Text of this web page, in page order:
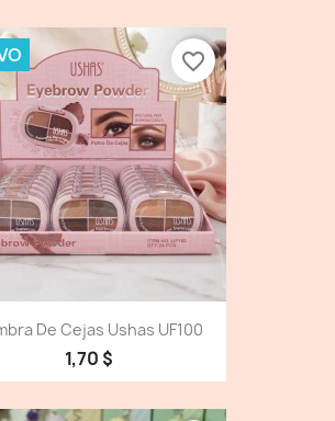
De Cejas Ushas UF100
1,70 $
favorite_border